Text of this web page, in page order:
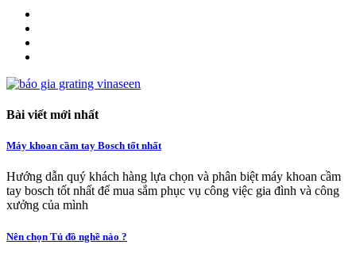
Bài viết mới nhất
Máy khoan cầm tay Bosch tốt nhất
Hướng dẫn quý khách hàng lựa chọn và phân biệt máy khoan cầm
tay bosch tốt nhất để mua sắm phục vụ công việc gia đình và công
xưởng của mình
Nên chọn Tủ đồ nghề nào ?